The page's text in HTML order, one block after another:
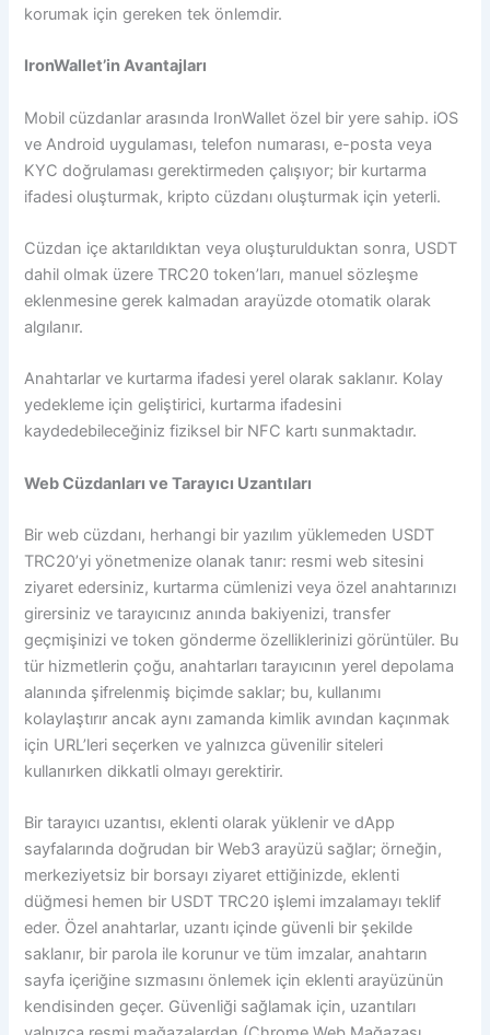
korumak için gereken tek önlemdir.
IronWallet’in Avantajları
Mobil cüzdanlar arasında IronWallet özel bir yere sahip. iOS
ve Android uygulaması, telefon numarası, e-posta veya
KYC doğrulaması gerektirmeden çalışıyor; bir kurtarma
ifadesi oluşturmak, kripto cüzdanı oluşturmak için yeterli.
Cüzdan içe aktarıldıktan veya oluşturulduktan sonra, USDT
dahil olmak üzere TRC20 token’ları, manuel sözleşme
eklenmesine gerek kalmadan arayüzde otomatik olarak
algılanır.
Anahtarlar ve kurtarma ifadesi yerel olarak saklanır. Kolay
yedekleme için geliştirici, kurtarma ifadesini
kaydedebileceğiniz fiziksel bir NFC kartı sunmaktadır.
Web Cüzdanları ve Tarayıcı Uzantıları
Bir web cüzdanı, herhangi bir yazılım yüklemeden USDT
TRC20’yi yönetmenize olanak tanır: resmi web sitesini
ziyaret edersiniz, kurtarma cümlenizi veya özel anahtarınızı
girersiniz ve tarayıcınız anında bakiyenizi, transfer
geçmişinizi ve token gönderme özelliklerinizi görüntüler. Bu
tür hizmetlerin çoğu, anahtarları tarayıcının yerel depolama
alanında şifrelenmiş biçimde saklar; bu, kullanımı
kolaylaştırır ancak aynı zamanda kimlik avından kaçınmak
için URL’leri seçerken ve yalnızca güvenilir siteleri
kullanırken dikkatli olmayı gerektirir.
Bir tarayıcı uzantısı, eklenti olarak yüklenir ve dApp
sayfalarında doğrudan bir Web3 arayüzü sağlar; örneğin,
merkeziyetsiz bir borsayı ziyaret ettiğinizde, eklenti
düğmesi hemen bir USDT TRC20 işlemi imzalamayı teklif
eder. Özel anahtarlar, uzantı içinde güvenli bir şekilde
saklanır, bir parola ile korunur ve tüm imzalar, anahtarın
sayfa içeriğine sızmasını önlemek için eklenti arayüzünün
kendisinden geçer. Güvenliği sağlamak için, uzantıları